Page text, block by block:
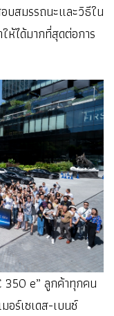
บสมรรถนะและวิธีใน
ห้ได้มากที่สุดต่อการ
e” ลูกค้าทุกคน
อร์เซเดส-เบนซ์